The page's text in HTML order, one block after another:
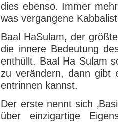
dies ebenso. Immer
was vergangene
Baal HaSulam, der
die innere Bedeutung
enthüllt. Baal Ha Sulam
zu verändern, dann gibt
entrinnen kannst.
Der erste nennt sich
über einzigartige